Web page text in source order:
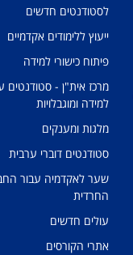
לסטודנטים חדשים
ייעוץ ללימודים אקדמיים
פיתוח כישורי למידה
מרכז אית"ן - סטודנטים
למידה ומוגבלויות
מלגות ומענקים
סטודנטים דוברי ערבית
שער לאקדמיה עבור
החרדית
עולים חדשים
אתרי הקורסים